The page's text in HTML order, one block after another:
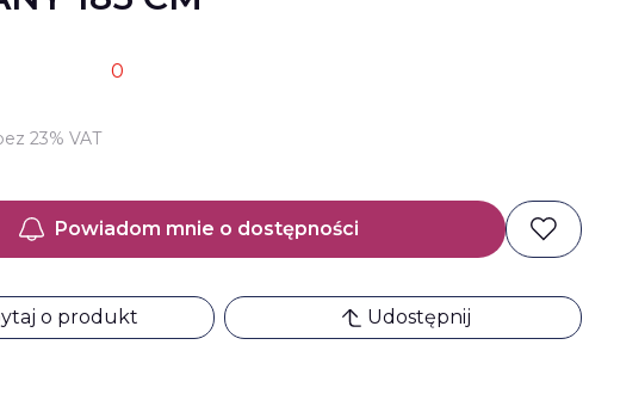
0
23% VAT
Powiadom mnie o dostępności
o produkt Udostępnij